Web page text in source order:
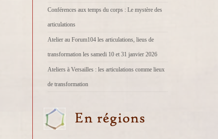
Conférences aux temps du corps : Le mystère des
articulations
Atelier au Forum104 les articulations, lieus de
transformation les samedi 10 et 31 janvier 2026
Ateliers à Versailles : les articulations comme lieux
de transformation